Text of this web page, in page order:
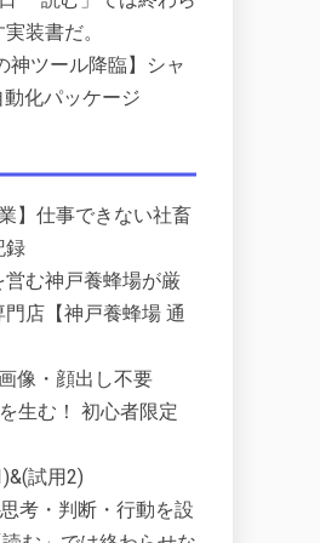
装書だ。
神ツール降臨】シャ
化パッケージ
】仕事できない社畜
録
む神戸養蜂場が厳
店【神戸養蜂場 通
像・顔出し不要
生む！ 初心者限定
試用2)
考・判断・行動を設